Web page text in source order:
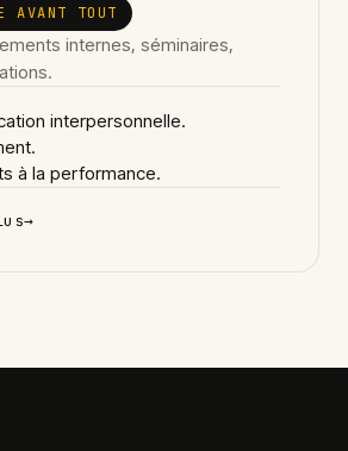
AVANT TOUT
internes, séminaires,
interpersonnelle.
à la performance.
→